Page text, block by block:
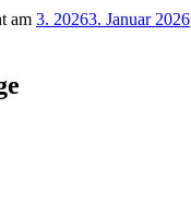
am 3. 20263. Januar 2026